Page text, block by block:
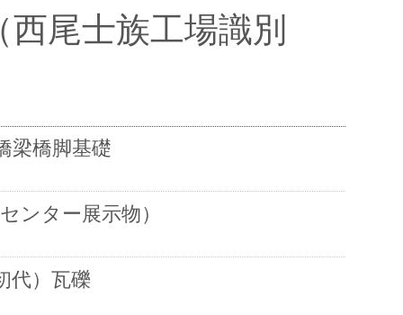
尾士族工場識別
梁橋脚基礎
ンター展示物）
代）瓦礫